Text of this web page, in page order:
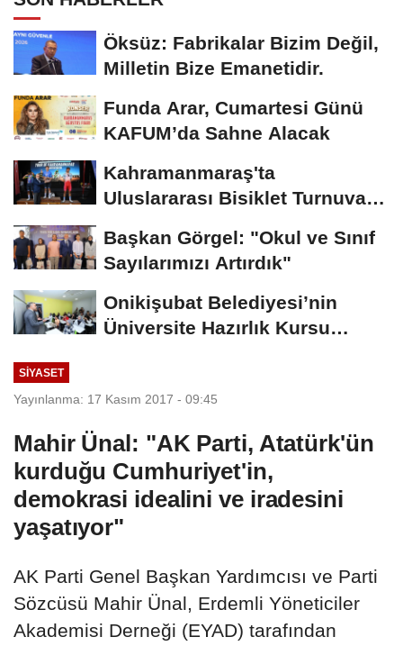
Öksüz: Fabrikalar Bizim Değil,
Milletin Bize Emanetidir.
Funda Arar, Cumartesi Günü
KAFUM’da Sahne Alacak
Kahramanmaraş'ta
Uluslararası Bisiklet Turnuvası
Başkan Görgel: "Okul ve Sınıf
Sayılarımızı Artırdık"
Onikişubat Belediyesi’nin
Üniversite Hazırlık Kursu
SİYASET
Yayınlanma: 17 Kasım 2017 - 09:45
Mahir Ünal: "AK Parti, Atatürk'ün
kurduğu Cumhuriyet'in,
demokrasi idealini ve iradesini
yaşatıyor"
AK Parti Genel Başkan Yardımcısı ve Parti
Sözcüsü Mahir Ünal, Erdemli Yöneticiler
Akademisi Derneği (EYAD) tarafından